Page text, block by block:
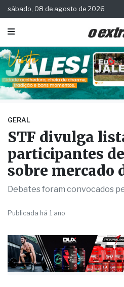
sábado, 08 de agosto de 2026
GERAL
STF divulga
participantes
sobre mercado
Debates foram convocados
Publicada há 1 ano